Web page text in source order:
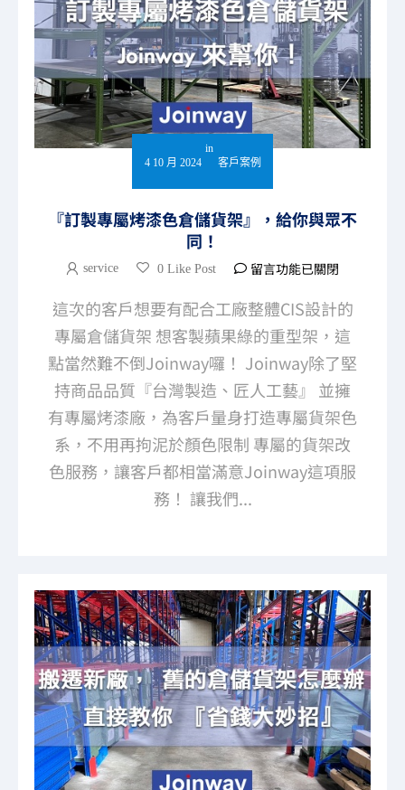
4 10 月 2024
in
客戶案例
『訂製專屬烤漆色倉儲貨架』，給你與眾不
同！
service 0 Like Post 留言功能已關閉
這次的客戶想要有配合工廠整體CIS設計的
專屬倉儲貨架 想客製蘋果綠的重型架，這
點當然難不倒Joinway囉！ Joinway除了堅
持商品品質『台灣製造、匠人工藝』 並擁
有專屬烤漆廠，為客戶量身打造專屬貨架色
系，不用再拘泥於顏色限制 專屬的貨架改
色服務，讓客戶都相當滿意Joinway這項服
務！ 讓我們...